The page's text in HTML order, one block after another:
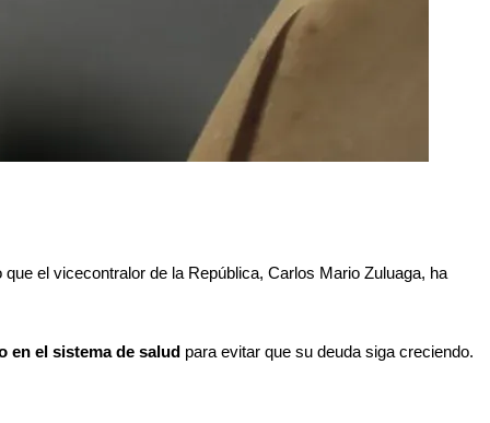
el vicecontralor de la República, Carlos Mario Zuluaga, ha
en el sistema de salud para evitar que su deuda siga creciendo.